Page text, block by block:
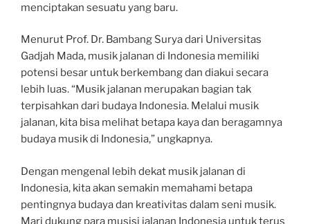
menciptakan sesuatu yang baru.
Menurut Prof. Dr. Bambang Surya dari Universitas
Gadjah Mada, musik jalanan di Indonesia memiliki
potensi besar untuk berkembang dan diakui secara
lebih luas. “Musik jalanan merupakan bagian tak
terpisahkan dari budaya Indonesia. Melalui musik
jalanan, kita bisa melihat betapa kaya dan beragamnya
budaya musik di Indonesia,” ungkapnya.
Dengan mengenal lebih dekat musik jalanan di
Indonesia, kita akan semakin memahami betapa
pentingnya budaya dan kreativitas dalam seni musik.
Mari dukung para musisi jalanan Indonesia untuk terus